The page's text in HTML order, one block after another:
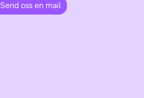
Send oss en mail